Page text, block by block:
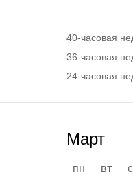
40-часовая
36-часовая
24-часовая
Март
пн вт